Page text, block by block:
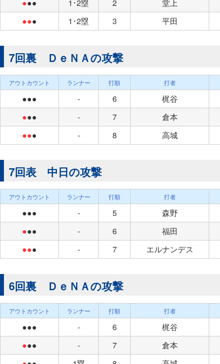
●●● 1･2塁 2
堂上
●●● 1･2塁 3 平田
7回裏 ＤｅＮＡの攻撃
アウトカウント ランナー 打順 打者
●●● - 6
梶谷
●●● - 7
倉本
●●● - 8 高城
7回表 中日の攻撃
アウトカウント ランナー 打順 打者
●●● - 5
森野
●●● - 6
福田
●●● - 7 エルナンデス
6回裏 ＤｅＮＡの攻撃
アウトカウント ランナー 打順 打者
●●● - 6
梶谷
●●● - 7
倉本